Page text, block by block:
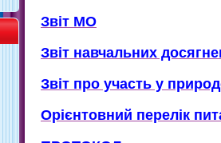
Звіт МО
Звіт навчальних
Звіт про участь у
Орієнтовний перелік